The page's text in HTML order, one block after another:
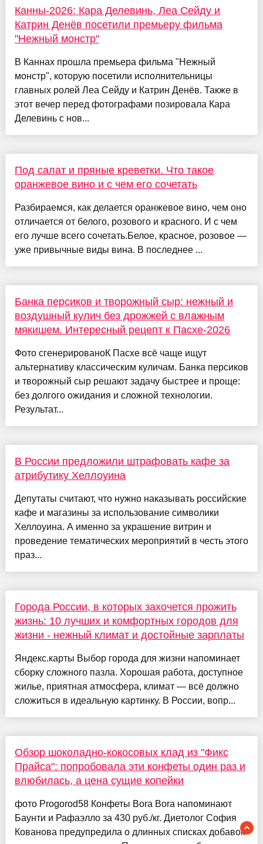
Канны-2026: Кара Делевинь, Леа Сейду и
Катрин Денёв посетили премьеру фильма
"Нежный монстр"
В Каннах прошла премьера фильма "Нежный
монстр", которую посетили исполнительницы
главных ролей Леа Сейду и Катрин Денёв. Также в
этот вечер перед фотографами позировала Кара
Делевинь с нов...
Под салат и пряные креветки. Что такое
оранжевое вино и с чем его сочетать
Разбираемся, как делается оранжевое вино, чем оно
отличается от белого, розового и красного. И с чем
его лучше всего сочетать.Белое, красное, розовое —
уже привычные виды вина. В последнее ...
Банка персиков и творожный сыр: нежный и
воздушный кулич без дрожжей с влажным
мякишем. Интересный рецепт к Пасхе-2026
Фото сгенерированоК Пасхе всё чаще ищут
альтернативу классическим куличам. Банка персиков
и творожный сыр решают задачу быстрее и проще:
без долгого ожидания и сложной технологии.
Результат...
В России предложили штрафовать кафе за
атрибутику Хеллоуина
Депутаты считают, что нужно наказывать российские
кафе и магазины за использование символики
Хеллоуина. А именно за украшение витрин и
проведение тематических мероприятий в честь этого
праз...
Города России, в которых захочется прожить
жизнь: 10 лучших и комфортных городов для
жизни - нежный климат и достойные зарплаты
Яндекс.карты Выбор города для жизни напоминает
сборку сложного пазла. Хорошая работа, доступное
жилье, приятная атмосфера, климат — всё должно
сложиться в идеальную картинку. В России, вопр...
Обзор шоколадно-кокосовых клад из "Фикс
Прайса": попробовала эти конфеты один раз и
влюбилась, а цена сущие копейки
фото Progorod58 Конфеты Bora Bora напоминают
Баунти и Рафаэлло за 430 руб./кг. Диетолог София
Кованова предупредила о длинных списках добавок